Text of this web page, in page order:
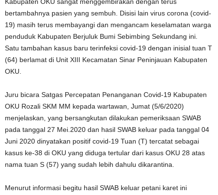
bertambahnya pasien yang sembuh. Disisi lain virus corona (covid-
19) masih terus membayangi dan mengancam keselamatan warga
penduduk Kabupaten Berjuluk Bumi Sebimbing Sekundang ini.
Satu tambahan kasus baru terinfeksi covid-19 dengan inisial tuan T
(64) berlamat di Unit XIII Kecamatan Sinar Peninjauan Kabupaten
OKU.
Juru bicara Satgas Percepatan Penanganan Covid-19 Kabupaten
OKU Rozali SKM MM kepada wartawan, Jumat (5/6/2020)
menjelaskan, yang bersangkutan dilakukan pemeriksaan SWAB
pada tanggal 27 Mei.2020 dan hasil SWAB keluar pada tanggal 04
Juni 2020 dinyatakan positif covid-19 Tuan (T) tercatat sebagai
kasus ke-38 di OKU yang diduga tertular dari kasus OKU 28 atas
nama tuan S (57) yang sudah lebih dahulu dikarantina.
Menurut informasi begitu hasil SWAB keluar petani karet ini